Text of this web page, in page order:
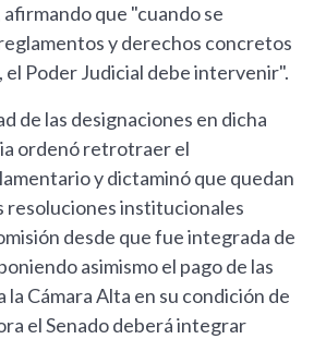
que "cuando se
y derechos concretos
Poder Judicial debe intervenir".
de las designaciones en dicha
ordenó retrotraer el
y dictaminó que quedan
resoluciones institucionales
desde que fue integrada de
asimismo el pago de las
la Cámara Alta en su condición de
el Senado deberá integrar